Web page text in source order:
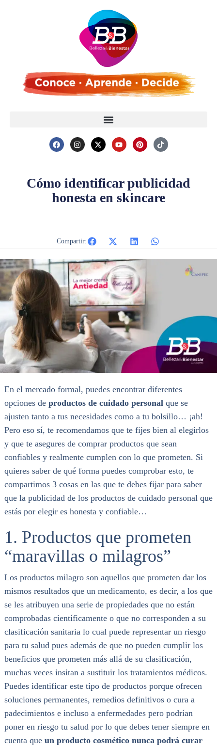
Cómo identificar publicidad
honesta en skincare
Compartir:
En el mercado formal, puedes encontrar diferentes
opciones de productos de cuidado personal que se
ajusten tanto a tus necesidades como a tu bolsillo… ¡ah!
Pero eso sí, te recomendamos que te fijes bien al elegirlos
y que te asegures de comprar productos que sean
confiables y realmente cumplen con lo que prometen. Si
quieres saber de qué forma puedes comprobar esto, te
compartimos 3 cosas en las que te debes fijar para saber
que la publicidad de los productos de cuidado personal que
estás por elegir es honesta y confiable…
1. Productos que prometen
“maravillas o milagros”
Los productos milagro son aquellos que prometen dar los
mismos resultados que un medicamento, es decir, a los que
se les atribuyen una serie de propiedades que no están
comprobadas científicamente o que no corresponden a su
clasificación sanitaria lo cual puede representar un riesgo
para tu salud pues además de que no pueden cumplir los
beneficios que prometen más allá de su clasificación,
muchas veces insitan a sustituir los tratamientos médicos.
Puedes identificar este tipo de productos porque ofrecen
soluciones permanentes, remedios definitivos o cura a
padecimientos e incluso a enfermedades pero podrían
poner en riesgo tu salud por lo que debes tener siempre en
cuenta que un producto cosmético nunca podrá curar